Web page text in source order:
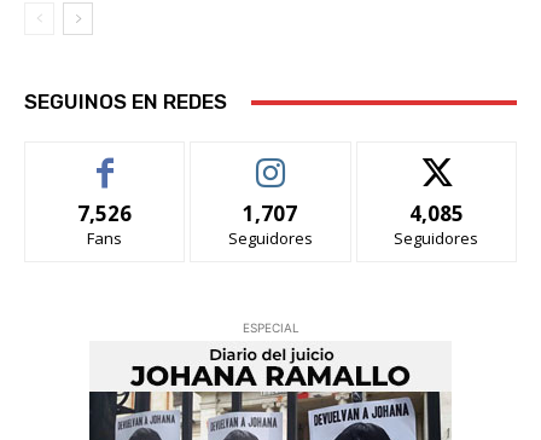
SEGUINOS EN REDES
7,526
Fans
1,707
Seguidores
4,085
Seguidores
ESPECIAL